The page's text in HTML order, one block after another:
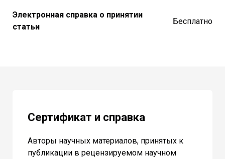
Электронная справка о принятии
статьи
Бесплатно
Сертификат и справка
Авторы научных материалов, принятых к
публикации в рецензируемом научном